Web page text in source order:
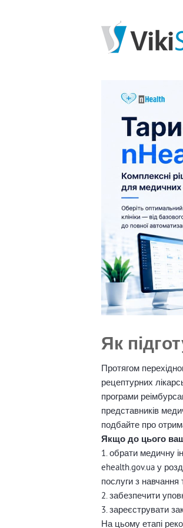
Як
Протягом
рецептурних
програми
представників
подбайте про
Якщо до цього
1. обрати медичну
ehealth.gov.ua у
послуги з навчання
2. забезпечити
3. зареєструвати
На цьому етапі